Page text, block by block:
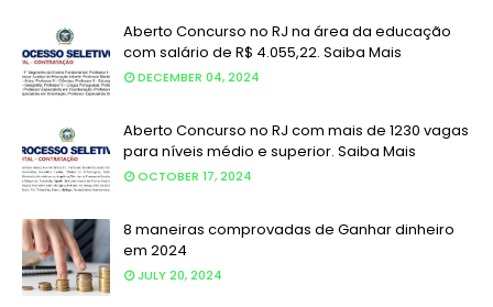
Aberto Concurso no RJ na área da educação
com salário de R$ 4.055,22. Saiba Mais
DECEMBER 04, 2024
Aberto Concurso no RJ com mais de 1230 vagas
para níveis médio e superior. Saiba Mais
OCTOBER 17, 2024
8 maneiras comprovadas de Ganhar dinheiro
em 2024
JULY 20, 2024